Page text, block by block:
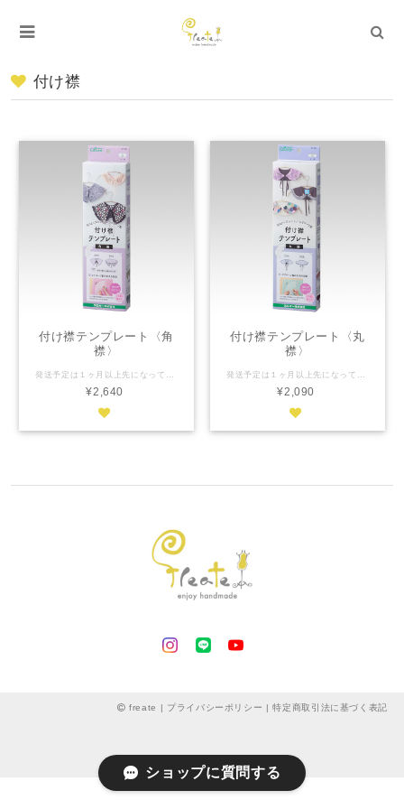
付け襟
付け襟テンプレート〈角
襟〉
発送予定は１ヶ月以上先になっておりますが、7日営業日以内でのお届けになります。 ーーーーーー 使いやすいテンプレートで付け襟づくり 布の上でズレにくく、使い勝手のよいシリコーン製のテンプレートです。 角襟は約17cmと約8cmの2通りの幅の襟が作れます。 シリコーン製で重みのあるテンプレートなので、レース地などの布の上でも ズレにくく、安定したしるし付けができます。布柄が透けて見える テンプレートなので、好きな布の好きな部分で付け襟が作れます。 型紙としてくり返し使えます。丸めても巻き癖が付きにくいので、コンパクトに収納できます。 基本の付け襟は、襟部分を表布と裏布の2枚で作り、リボンなどのひもで結んで留めるタイプの付け襟です。フリルで縁を飾ったり、バイアステープで縁取ったり、フェイクファーなどで作ったり、着なくなったお洋服から作り変えもアレンジ自在、お好みの布で付け襟づくりができます。 首まわりの長さをひもで調節できるので、サイズを気にせず使えます。レース地などは、1枚布で軽やかに仕上げても華やか。プレートを使って短時間でできるので、いくつでも作れます！ 他にも、「付け襟テンプレート〈丸襟〉」（57-385）、「付け襟テンプレート〈大きい襟〉」（57-387）があります。付け襟づくりのカーブ出しや角出しには「角・カーブ出しへら」（31-401）が便利です。 内容物：付け襟テンプレート１枚、使い方説明書１枚 注意：テンプレートに、はさみやロータリーカッターを当てて、布を裁断するのはおやめください。テンプレートが破損します。 材質：シリコーン 原産国：中国 パッケージサイズ：80×295×30mm 商品番号：57-386
¥2,640
付け襟テンプレート〈丸
襟〉
発送予定は１ヶ月以上先になっておりますが、7日営業日以内でのお届けになります。 ーーーーーー 付け襟テンプレート〈丸襟〉 商品紹介・使い方 使いやすいテンプレートで付け襟づくり 布の上でズレにくく、使い勝手のよいシリコーン製のテンプレートです。 シリコーン製で重みのあるテンプレートなので、レース地などの布の上でも ズレにくく、安定したしるし付けができます。布柄が透けて見える テンプレートなので、好きな布の好きな部分で付け襟が作れます。 型紙としてくり返し使えます。丸めても巻き癖が付きにくいので、コンパクトに収納できます。 基本の付け襟は、襟部分を表布と裏布の2枚で作り、リボンなどのひもで結んで留めるタイプの付け襟です。フリルで縁を飾ったり、バイアステープで縁取ったり、フェイクファーなどで作ったり、着なくなったお洋服から作り変えもアレンジ自在、お好みの布で付け襟づくりができます。 首まわりの長さをひもで調節できるので、サイズを気にせず使えます。レース地などは、1枚布で軽やかに仕上げても華やか。プレートを使って短時間でできるので、いくつでも作れます！ 他にも、「付け襟テンプレート〈角襟〉」（57-386）、「付け襟テンプレート〈大きい襟〉」（57-387）があります。付け襟づくりのカーブ出しや角出しには「角・カーブ出しへら」（31-401）が便利です。 内容物：付け襟テンプレート１枚、使い方説明書１枚 注意：テンプレートに、はさみやロータリーカッターを当てて、布を裁断するのはおやめください。テンプレートが破損します。 材質：シリコーン 原産国：中国 パッケージサイズ：80×295×30mm 商品番号：57-385
¥2,090
freate | プライバシーポリシー |特定商取引法に基づく表記
ショップに質問する